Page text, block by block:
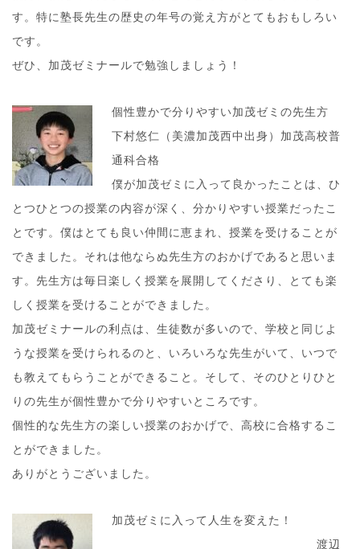
す。特に塾長先生の歴史の年号の覚え方がとてもおもしろい
です。
ぜひ、加茂ゼミナールで勉強しましょう！
個性豊かで分りやすい加茂ゼミの先生方
下村悠仁（美濃加茂西中出身）加茂高校普
通科合格
僕が加茂ゼミに入って良かったことは、ひ
とつひとつの授業の内容が深く、分かりやすい授業だったこ
とです。僕はとても良い仲間に恵まれ、授業を受けることが
できました。それは他ならぬ先生方のおかげであると思いま
す。先生方は毎日楽しく授業を展開してくださり、とても楽
しく授業を受けることができました。
加茂ゼミナールの利点は、生徒数が多いので、学校と同じよ
うな授業を受けられるのと、いろいろな先生がいて、いつで
も教えてもらうことができること。そして、そのひとりひと
りの先生が個性豊かで分りやすいところです。
個性的な先生方の楽しい授業のおかげで、高校に合格するこ
とができました。
ありがとうございました。
加茂ゼミに入って人生を変えた！
渡辺